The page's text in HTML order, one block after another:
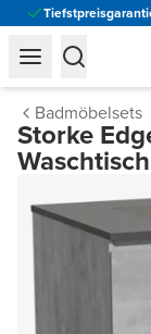
Badmöbelsets
Storke
Waschtisch